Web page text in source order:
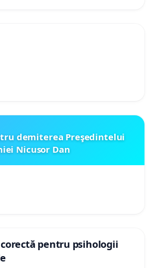
demiterea Preşedintelui
Nicusor Dan
pentru psihologii